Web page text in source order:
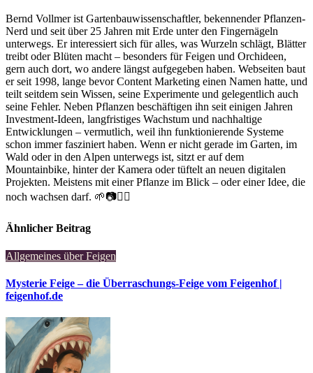
Bernd Vollmer ist Gartenbauwissenschaftler, bekennender Pflanzen-
Nerd und seit über 25 Jahren mit Erde unter den Fingernägeln
unterwegs. Er interessiert sich für alles, was Wurzeln schlägt, Blätter
treibt oder Blüten macht – besonders für Feigen und Orchideen,
gern auch dort, wo andere längst aufgegeben haben. Webseiten baut
er seit 1998, lange bevor Content Marketing einen Namen hatte, und
teilt seitdem sein Wissen, seine Experimente und gelegentlich auch
seine Fehler. Neben Pflanzen beschäftigen ihn seit einigen Jahren
Investment-Ideen, langfristiges Wachstum und nachhaltige
Entwicklungen – vermutlich, weil ihn funktionierende Systeme
schon immer fasziniert haben. Wenn er nicht gerade im Garten, im
Wald oder in den Alpen unterwegs ist, sitzt er auf dem
Mountainbike, hinter der Kamera oder tüftelt an neuen digitalen
Projekten. Meistens mit einer Pflanze im Blick – oder einer Idee, die
noch wachsen darf. 🌱📷🚵‍♂️
Ähnlicher Beitrag
Allgemeines über Feigen
Mysterie Feige – die Überraschungs-Feige vom Feigenhof |
feigenhof.de